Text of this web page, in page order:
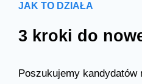
JAK TO DZIAŁA
3 kroki do
Poszukujemy kandydatów